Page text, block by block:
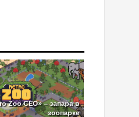
Zoo CEO» – запара в
зоопарке